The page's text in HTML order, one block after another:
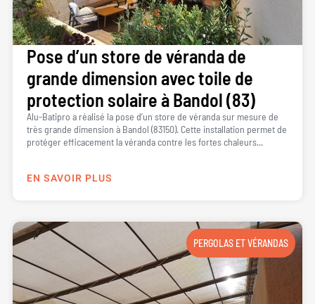
Pose d’un store de véranda de
grande dimension avec toile de
protection solaire à Bandol (83)
Alu-Batipro a réalisé la pose d’un store de véranda sur mesure de
très grande dimension à Bandol (83150). Cette installation permet de
protéger efficacement la véranda contre les fortes chaleurs...
EN SAVOIR PLUS
PERGOLAS ET VÉRANDAS